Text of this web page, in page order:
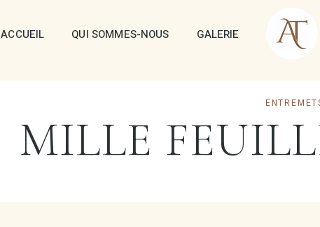
ACCUEIL QUI SOMMES-NOUS GALERIE
MILLE